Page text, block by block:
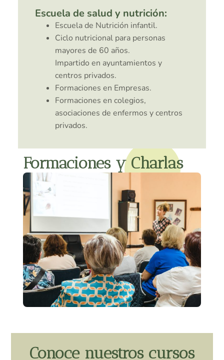
Formaciones y Charlas
Escuela de salud y nutrición:
Escuela de Nutrición infantil.
Ciclo nutricional para personas
mayores de 60 años.
Impartido en ayuntamientos y
centros privados.
Formaciones en Empresas.
Formaciones en colegios,
asociaciones de enfermos y centros
privados.
Conoce nuestros cursos